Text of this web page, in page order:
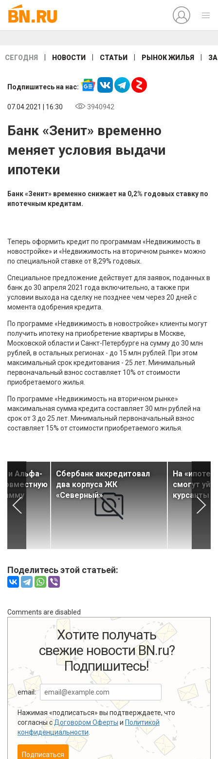
СЕГОДНЯ НОВОСТИ СТАТЬИ РЫНОК ЖИЛЬЯ
Подпишитесь на нас:
07.04.2021 | 16:30 3940942
Банк «Зенит» временно
меняет условия выдачи
ипотеки
Банк «Зенит» временно снижает на 0,2% годовых ставку по
ипотечным кредитам.
Теперь оформить кредит по программам «Недвижимость в
новостройке» и «Недвижимость на вторичном рынке» можно
по специальной ставке от 8,29% годовых.
Специальное предложение действует для заявок, поданных в
банк до 30 апреля 2021 года включительно, а также при
условии выхода на сделку не позднее чем через 20 дней с
момента одобрения кредита.
По программе «Недвижимость в новостройке» клиенты могут
получить ипотеку на приобретение квартиры в Москве,
Московской области и Санкт-Петербурге на сумму до 30 млн
рублей, в остальных регионах - до 15 млн рублей. При этом
максимальный срок кредитования - 25 лет. Минимальный
первоначальный взнос составляет 10% от стоимости
приобретаемого жилья.
По программе «Недвижимость на вторичном рынке»
максимальная сумма кредита составляет 30 млн рублей на
срок от 3 до 25 лет. Минимальный первоначальный взнос
составляет 15% от стоимости приобретаемого жилья.
и Альфа-
Сбербанк аккредитовал
два корпуса ЖК
«Северный»
На
смогут
курсанты
Поделитесь этой статьей:
Comments are disabled
Хотите получать
свежие новости BN.ru?
Подпишитесь!
email:
Нажимая «подписаться» вы подтверждаете, что
согласны сДоговором Оферты и Политикой
конфиденциальности
Подписаться